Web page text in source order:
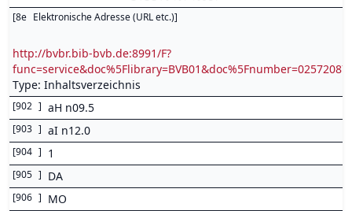
[8e Elektronische Adresse (URL etc.)]
http://bvbr.bib-bvb.de:8991/F?
Type: Inhaltsverzeichnis
[902 ] aH n09.5
[903 ] aI n12.0
[904 ] 1
[905 ] DA
[906 ] MO